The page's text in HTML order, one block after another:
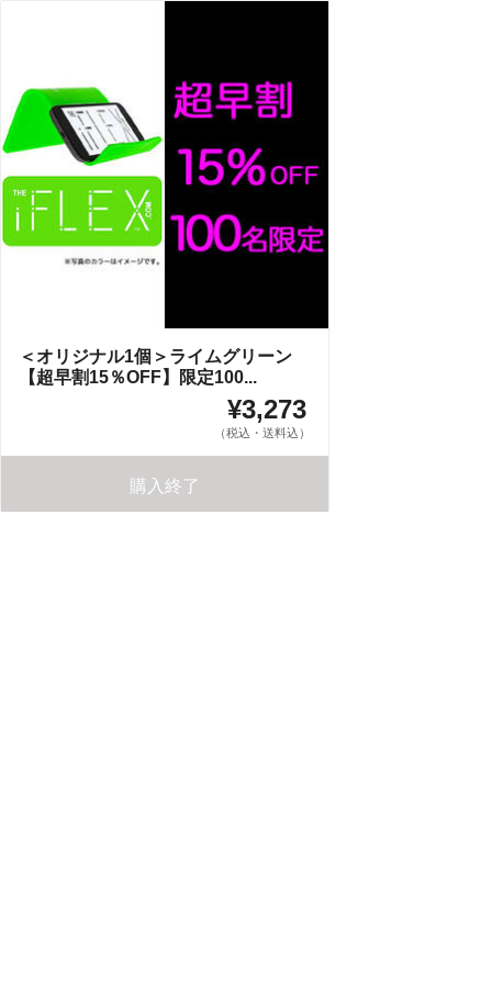
＜オリジナル1個＞ライムグリーン
【超早割15％OFF】限定100...
¥3,273
（税込・送料込）
購入終了